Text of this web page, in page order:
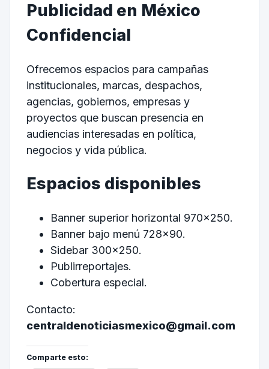
Publicidad en México
Confidencial
Ofrecemos espacios para campañas
institucionales, marcas, despachos,
agencias, gobiernos, empresas y
proyectos que buscan presencia en
audiencias interesadas en política,
negocios y vida pública.
Espacios disponibles
Banner superior horizontal 970×250.
Banner bajo menú 728×90.
Sidebar 300×250.
Publirreportajes.
Cobertura especial.
Contacto:
centraldenoticiasmexico@gmail.com
Comparte esto: